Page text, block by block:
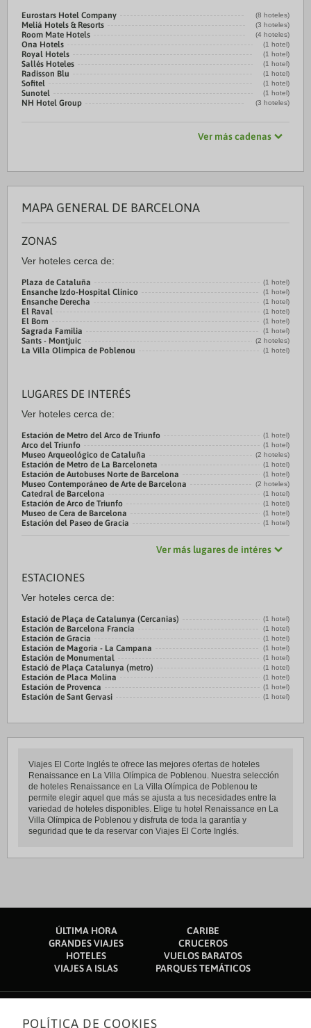
Eurostars Hotel Company (8 hoteles)
Meliá Hotels & Resorts (3 hoteles)
Room Mate Hotels (4 hoteles)
Ona Hotels (1 hotel)
Royal Hotels (1 hotel)
Sallés Hoteles (1 hotel)
Radisson Blu (1 hotel)
Sofitel (1 hotel)
Sunotel (1 hotel)
NH Hotel Group (3 hoteles)
Ver más cadenas
MAPA GENERAL DE BARCELONA
ZONAS
Ver hoteles cerca de:
Plaza de Cataluña (1 hotel)
Ensanche Izdo-Hospital Clínico (1 hotel)
Ensanche Derecha (1 hotel)
El Raval (1 hotel)
El Born (1 hotel)
Sagrada Familia (1 hotel)
Sants - Montjuic (2 hoteles)
La Villa Olímpica de Poblenou (1 hotel)
LUGARES DE INTERÉS
Ver hoteles cerca de:
Estación de Metro del Arco de Triunfo (1 hotel)
Arco del Triunfo (1 hotel)
Museo Arqueológico de Cataluña (2 hoteles)
Estación de Metro de La Barceloneta (1 hotel)
Estación de Autobuses Norte de Barcelona (1 hotel)
Museo Contemporáneo de Arte de Barcelona (2 hoteles)
Catedral de Barcelona (1 hotel)
Estación de Arco de Triunfo (1 hotel)
Museo de Cera de Barcelona (1 hotel)
Estación del Paseo de Gracia (1 hotel)
Ver más lugares de intéres
ESTACIONES
Ver hoteles cerca de:
Estació de Plaça de Catalunya (Cercanias) (1 hotel)
Estación de Barcelona Francia (1 hotel)
Estación de Gracia (1 hotel)
Estación de Magoria - La Campana (1 hotel)
Estación de Monumental (1 hotel)
Estació de Plaça Catalunya (metro) (1 hotel)
Estación de Placa Molina (1 hotel)
Estación de Provenca (1 hotel)
Estación de Sant Gervasi (1 hotel)
Viajes El Corte Inglés te ofrece las mejores ofertas de hoteles
Renaissance en La Villa Olímpica de Poblenou. Nuestra selección
de hoteles Renaissance en La Villa Olímpica de Poblenou te
permite elegir aquel que más se ajusta a tus necesidades entre la
variedad de hoteles disponibles. Elige tu hotel Renaissance en La
Villa Olímpica de Poblenou y disfruta de toda la garantía y
seguridad que te da reservar con Viajes El Corte Inglés.
ÚLTIMA HORA
CARIBE
GRANDES VIAJES
CRUCEROS
HOTELES
VUELOS BARATOS
VIAJES A ISLAS
PARQUES TEMÁTICOS
POLÍTICA DE COOKIES